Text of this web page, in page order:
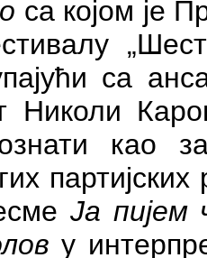
са којом је
са
Николи
као
Ја пијем
у